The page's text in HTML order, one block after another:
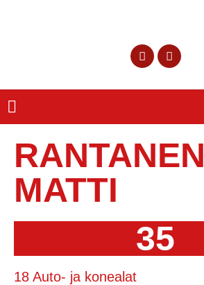
RANTANEN
MATTI
35
18 Auto- ja konealat